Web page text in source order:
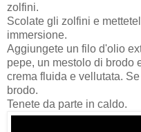
zolfini.
Scolate gli zolfini e
immersione.
Aggiungete un filo d'olio
pepe, un mestolo di brodo
crema fluida e vellutata.
brodo.
Tenete da parte in caldo.